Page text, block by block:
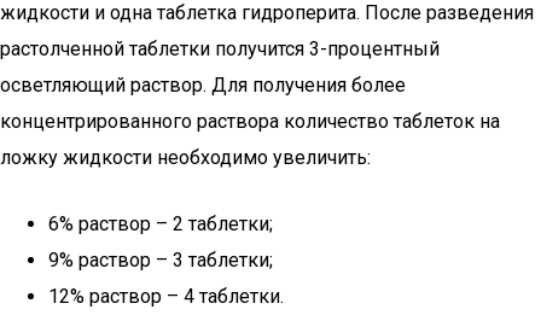
жидкости и одна таблетка гидроперита. После разведения
растолченной таблетки получится 3-процентный
осветляющий раствор. Для получения более
концентрированного раствора количество таблеток на
ложку жидкости необходимо увеличить:
6% раствор – 2 таблетки;
9% раствор – 3 таблетки;
12% раствор – 4 таблетки.